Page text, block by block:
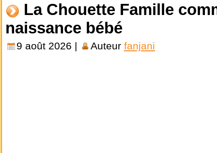
La Chouette Famille
naissance bébé
9 août 2026 | Auteur fanjani